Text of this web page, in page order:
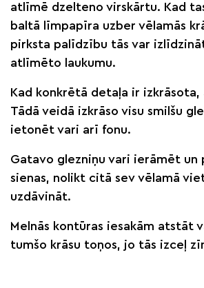
atlīmē dzelteno virskārtu. Kad
baltā līmpapīra uzber vēlamās
pirksta palīdzību tās var
atlīmēto laukumu.
Kad konkrētā detaļa ir izkrāsota,
Tādā veidā izkrāso visu smilšu
ietonēt vari arī fonu.
Gatavo glezniņu vari ierāmēt un
sienas, nolikt citā sev vēlamā
uzdāvināt.
Melnās kontūras iesakām atstāt
tumšo krāsu toņos, jo tās izceļ